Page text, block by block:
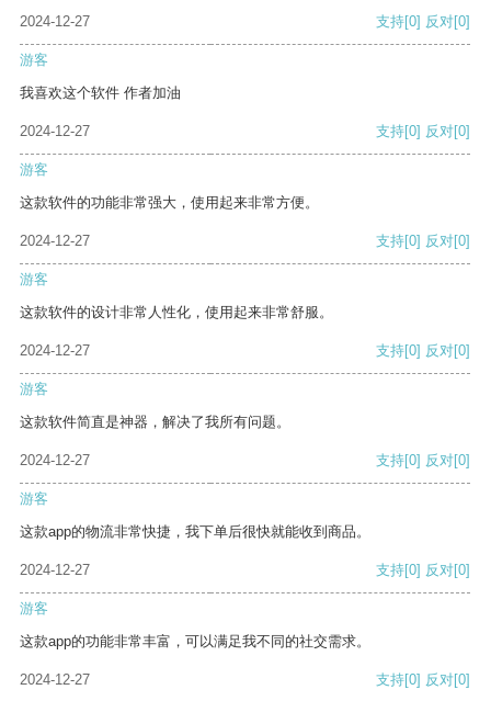
2024-12-27
支持[0] 反对[0]
游客
我喜欢这个软件 作者加油
2024-12-27 支持[0] 反对[0]
游客
这款软件的功能非常强大，使用起来非常方便。
2024-12-27 支持[0] 反对[0]
游客
这款软件的设计非常人性化，使用起来非常舒服。
2024-12-27 支持[0] 反对[0]
游客
这款软件简直是神器，解决了我所有问题。
2024-12-27 支持[0] 反对[0]
游客
这款app的物流非常快捷，我下单后很快就能收到商品。
2024-12-27 支持[0] 反对[0]
游客
这款app的功能非常丰富，可以满足我不同的社交需求。
2024-12-27 支持[0] 反对[0]